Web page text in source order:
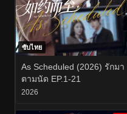
ซับไทย
As Scheduled (2026) รักมา
ตามนัด EP.1-21
2026